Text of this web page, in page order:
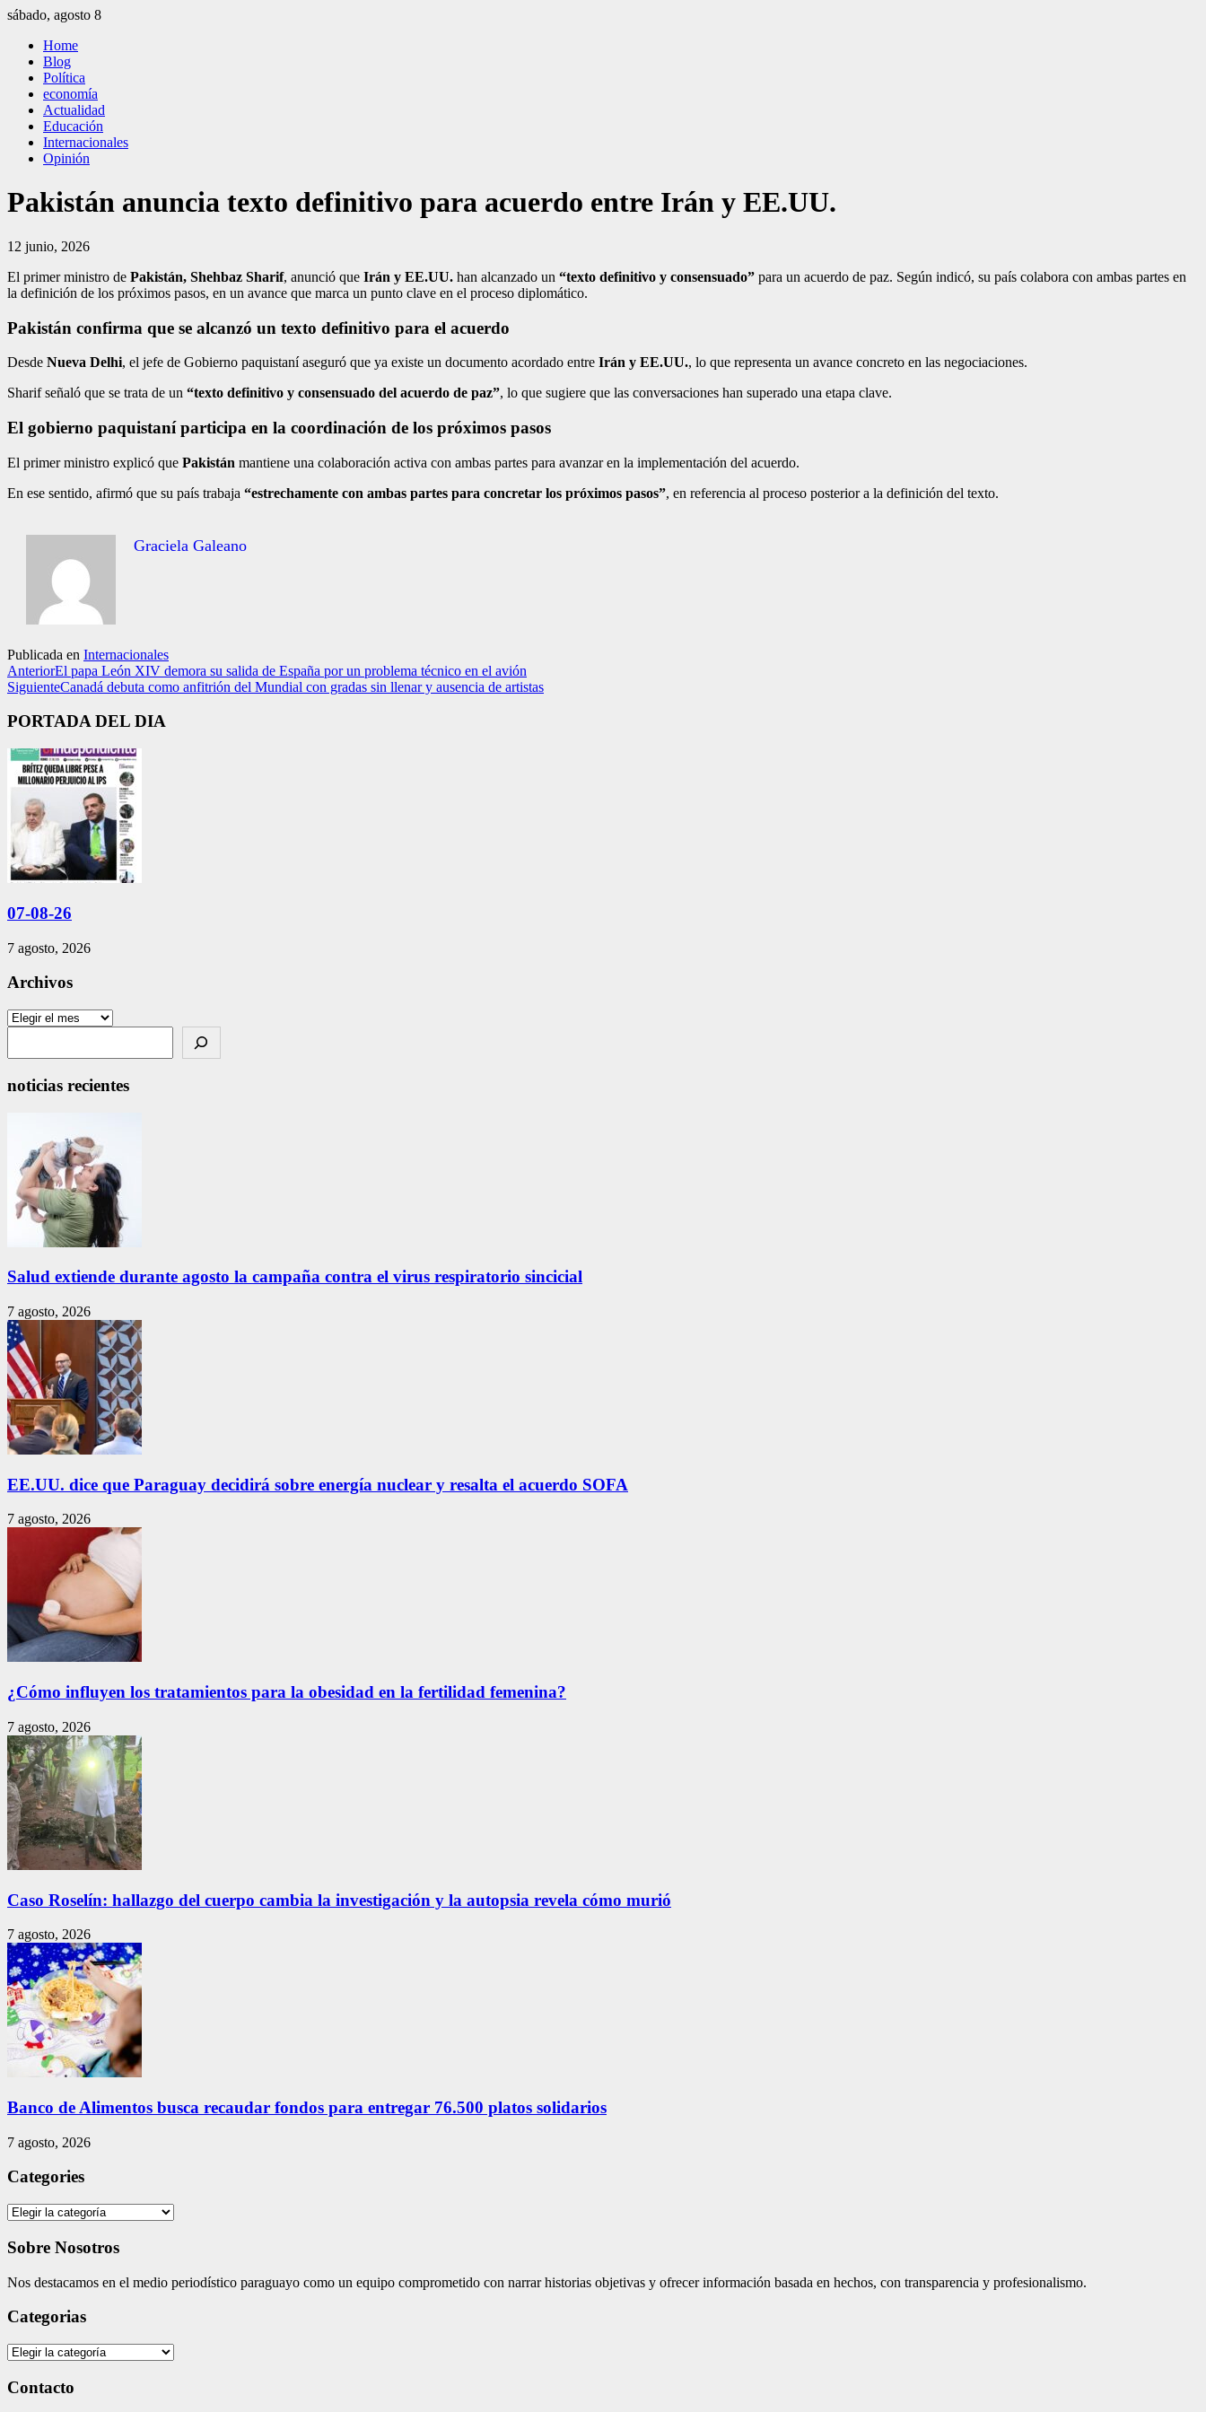
Saltar
contenido
sábado, agosto 8
El Independiente
El independiente Libre y Transparente
Home
Blog
Política
economía
Actualidad
Educación
Internacionales
Opinión
Pakistán anuncia texto definitivo para acuerdo entre Irán y EE.UU.
12 junio, 2026
El primer ministro de Pakistán, Shehbaz Sharif, anunció que Irán y EE.UU. han alcanzado un “texto definitivo y consensuado” para un acuerdo de paz. Según indicó, su país colabora con ambas partes en
la definición de los próximos pasos, en un avance que marca un punto clave en el proceso diplomático.
Pakistán confirma que se alcanzó un texto definitivo para el acuerdo
Desde Nueva Delhi, el jefe de Gobierno paquistaní aseguró que ya existe un documento acordado entre Irán y EE.UU., lo que representa un avance concreto en las negociaciones.
Sharif señaló que se trata de un “texto definitivo y consensuado del acuerdo de paz”, lo que sugiere que las conversaciones han superado una etapa clave.
El gobierno paquistaní participa en la coordinación de los próximos pasos
El primer ministro explicó que Pakistán mantiene una colaboración activa con ambas partes para avanzar en la implementación del acuerdo.
En ese sentido, afirmó que su país trabaja “estrechamente con ambas partes para concretar los próximos pasos”, en referencia al proceso posterior a la definición del texto.
Graciela Galeano
Publicada en Internacionales
AnteriorEl papa León XIV demora su salida de España por un problema técnico en el avión
SiguienteCanadá debuta como anfitrión del Mundial con gradas sin llenar y ausencia de artistas
PORTADA DEL DIA
07-08-26
7 agosto, 2026
Archivos
Archivos
noticias recientes
Salud extiende durante agosto la campaña contra el virus respiratorio sincicial
7 agosto, 2026
EE.UU. dice que Paraguay decidirá sobre energía nuclear y resalta el acuerdo SOFA
7 agosto, 2026
¿Cómo influyen los tratamientos para la obesidad en la fertilidad femenina?
7 agosto, 2026
Caso Roselín: hallazgo del cuerpo cambia la investigación y la autopsia revela cómo murió
7 agosto, 2026
Banco de Alimentos busca recaudar fondos para entregar 76.500 platos solidarios
7 agosto, 2026
Categories
Categories
Sobre Nosotros
Nos destacamos en el medio periodístico paraguayo como un equipo comprometido con narrar historias objetivas y ofrecer información basada en hechos, con transparencia y profesionalismo.
Categorias
Categorias
Contacto